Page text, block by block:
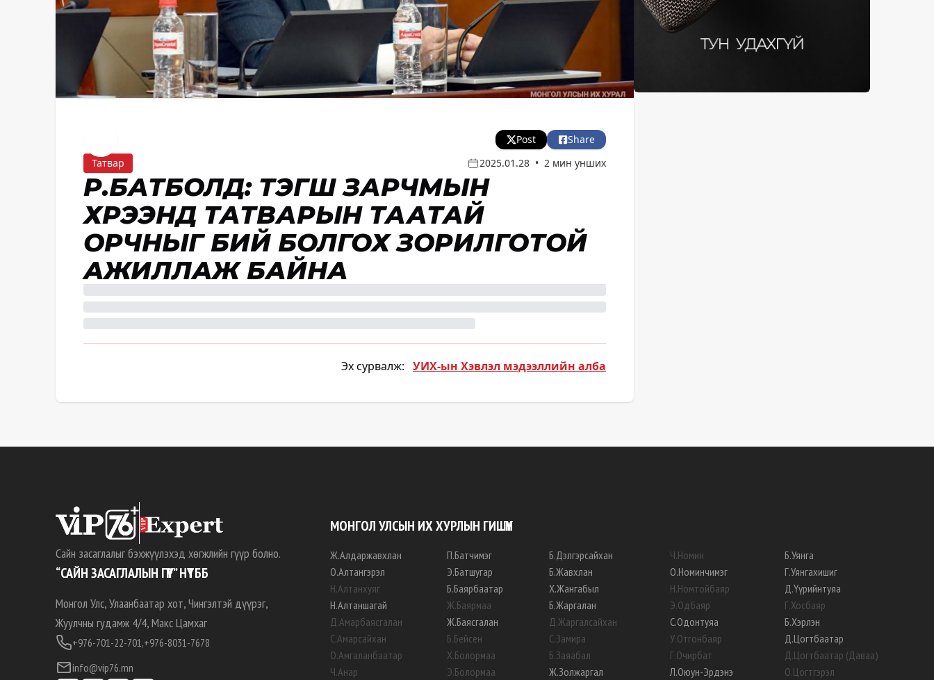
Post
Share
Татвар
2025.01.28 • 2 мин унших
Р.БАТБОЛД: ТЭГШ ЗАРЧМЫН
ХҮРЭЭНД ТАТВАРЫН ТААТАЙ
ОРЧНЫГ БИЙ БОЛГОХ ЗОРИЛГОТОЙ
АЖИЛЛАЖ БАЙНА
Эх сурвалж: УИХ-ын Хэвлэл мэдээллийн алба
Сайн засаглалыг бэхжүүлэхэд хөгжлийн гүүр болно.
“САЙН ЗАСАГЛАЛЫН ГҮҮР” НҮТББ
Монгол Улс, Улаанбаатар хот, Чингэлтэй дүүрэг,
Жуулчны гудамж 4/4, Макс Цамхаг
+976-701-22-701,+976-8031-7678
info@vip76.mn
МОНГОЛ УЛСЫН ИХ ХУРЛЫН ГИШҮҮН
Ж.Алдаржавхлан
О.Алтангэрэл
Н.Алтанхуяг
Н.Алтаншагай
Д.Амарбаясгалан
С.Амарсайхан
О.Амгаланбаатар
Ч.Анар
П.Батчимэг
Э.Батшугар
Б.Баярбаатар
Ж.Баярмаа
Ж.Баясгалан
Б.Бейсен
Х.Болормаа
Э.Болормаа
Б.Дэлгэрсайхан
Б.Жавхлан
Х.Жангабыл
Б.Жаргалан
Д.Жаргалсайхан
С.Замира
Б.Заяабал
Ж.Золжаргал
Ч.Номин
О.Номинчимэг
Н.Номтойбаяр
Э.Одбаяр
С.Одонтуяа
У.Отгонбаяр
Г.Очирбат
Л.Оюун-Эрдэнэ
Б.Уянга
Г.Уянгахишиг
Д.Үүрийнтуяа
Г.Хосбаяр
Б.Хэрлэн
Д.Цогтбаатар
Д.Цогтбаатар (Даваа)
О.Цогтгэрэл